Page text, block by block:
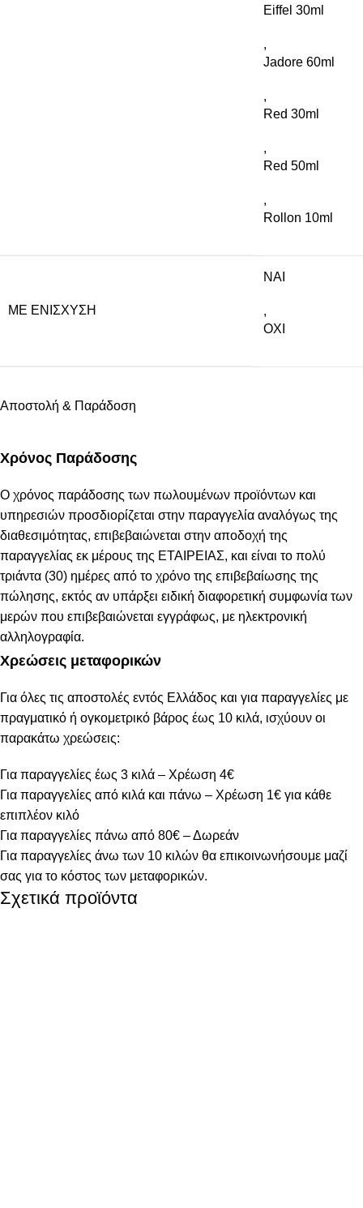
Eiffel 30ml
,
Jadore 60ml
,
Red 30ml
,
Red 50ml
,
Rollon 10ml
ΜΕ ΕΝΊΣΧΥΣΗ
NAI
,
ΟΧΙ
Αποστολή & Παράδοση
Χρόνος Παράδοσης
Ο χρόνος παράδοσης των πωλουμένων προϊόντων και
υπηρεσιών προσδιορίζεται στην παραγγελία αναλόγως της
διαθεσιμότητας, επιβεβαιώνεται στην αποδοχή της
παραγγελίας εκ μέρους της ΕΤΑΙΡΕΙΑΣ, και είναι το πολύ
τριάντα (30) ημέρες από το χρόνο της επιβεβαίωσης της
πώλησης, εκτός αν υπάρξει ειδική διαφορετική συμφωνία των
μερών που επιβεβαιώνεται εγγράφως, με ηλεκτρονική
αλληλογραφία.
Χρεώσεις μεταφορικών
Για όλες τις αποστολές εντός Ελλάδος και για παραγγελίες με
πραγματικό ή ογκομετρικό βάρος έως 10 κιλά, ισχύουν οι
παρακάτω χρεώσεις:
Για παραγγελίες έως 3 κιλά – Χρέωση 4€
Για παραγγελίες από κιλά και πάνω – Χρέωση 1€ για κάθε
επιπλέον κιλό
Για παραγγελίες πάνω από 80€ – Δωρεάν
Για παραγγελίες άνω των 10 κιλών θα επικοινωνήσουμε μαζί
σας για το κόστος των μεταφορικών.
Σχετικά προϊόντα